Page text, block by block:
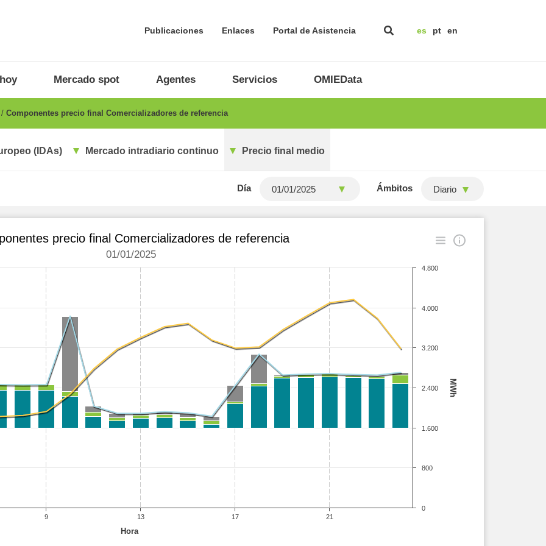
Publicaciones Enlaces Portal de Asistencia es pt en
Mercado spot Agentes Servicios OMIEData
Componentes precio final Comercializadores de referencia
(IDAs) Mercado intradiario continuo Precio final medio
Día Ámbitos Diario
Hora
MWh
precio final Comercializadores de referencia
01/01/2025
9 13 17 21
0
800
1.600
2.400
3.200
4.000
4.800